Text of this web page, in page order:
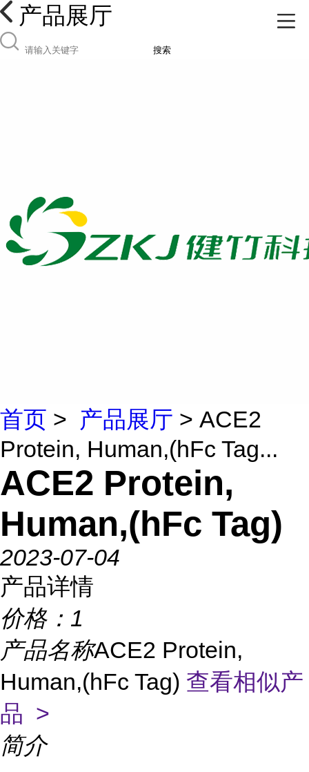
产品展厅
搜索
首页 > 产品展厅 > ACE2
Protein, Human,(hFc Tag...
ACE2 Protein,
Human,(hFc Tag)
2023-07-04
产品详情
价格： 1
产品名称ACE2 Protein,
Human,(hFc Tag) 查看相似产
品 >
简介